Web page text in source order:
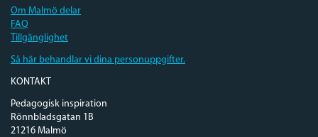
Om Malmö delar
FAQ
Tillgänglighet
Så här behandlar vi dina personuppgifter.
KONTAKT
Pedagogisk inspiration
Rönnbladsgatan 1B
21216 Malmö